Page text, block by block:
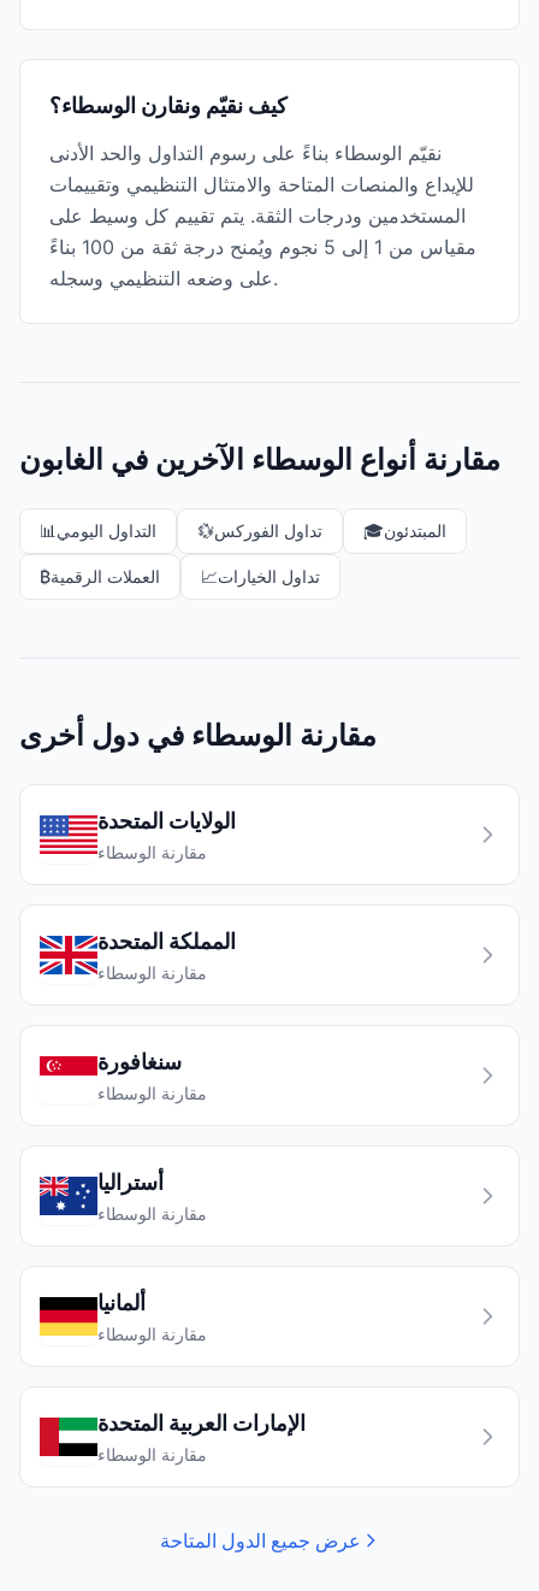
كيف نقيّم ونقارن الوسطاء؟
نقيّم الوسطاء بناءً على رسوم التداول والحد الأدنى
للإيداع والمنصات المتاحة والامتثال التنظيمي وتقييمات
المستخدمين ودرجات الثقة. يتم تقييم كل وسيط على
مقياس من 1 إلى 5 نجوم ويُمنح درجة ثقة من 100 بناءً
على وضعه التنظيمي وسجله.
مقارنة أنواع الوسطاء الآخرين في الغابون
📊 التداول اليومي 💱تداول الفوركس 🎓المبتدئون
₿العملات الرقمية 📈تداول الخيارات
مقارنة الوسطاء في دول أخرى
الولايات المتحدة
مقارنة الوسطاء
المملكة المتحدة
مقارنة الوسطاء
سنغافورة
مقارنة الوسطاء
أستراليا
مقارنة الوسطاء
ألمانيا
مقارنة الوسطاء
الإمارات العربية المتحدة
مقارنة الوسطاء
عرض جميع الدول المتاحة